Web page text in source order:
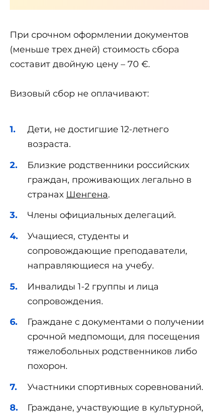
При срочном оформлении документов
(меньше трех дней) стоимость сбора
составит двойную цену – 70 €.
Визовый сбор не оплачивают:
Дети, не достигшие 12-летнего
возраста.
Близкие родственники российских
граждан, проживающих легально в
странах Шенгена.
Члены официальных делегаций.
Учащиеся, студенты и
сопровождающие преподаватели,
направляющиеся на учебу.
Инвалиды 1-2 группы и лица
сопровождения.
Граждане с документами о получении
срочной медпомощи, для посещения
тяжелобольных родственников либо
похорон.
Участники спортивных соревнований.
Граждане, участвующие в культурной,